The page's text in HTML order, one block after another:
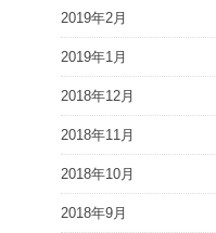
2019年2月
2019年1月
2018年12月
2018年11月
2018年10月
2018年9月